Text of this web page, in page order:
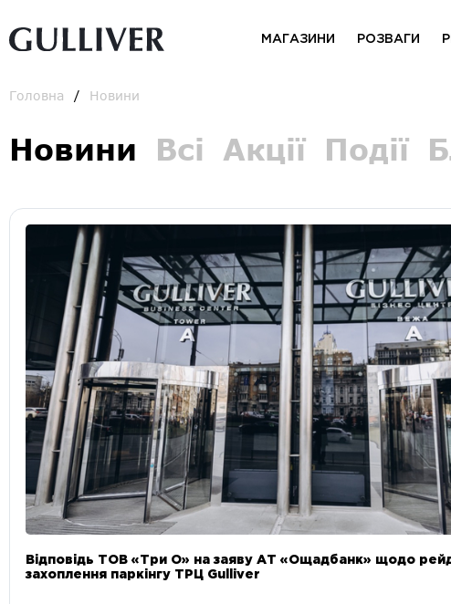
МАГАЗИНИ РОЗВАГИ
Головна Новини
Новини Всі Акції Події
Відповідь ТОВ «Три О» на заяву АТ «Ощадбанк» щодо
захоплення паркінгу ТРЦ Gulliver